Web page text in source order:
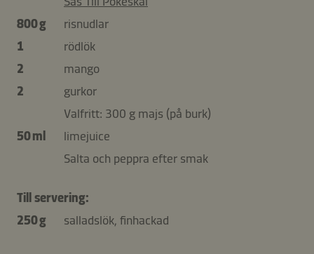
800 g
risnudlar
1
rödlök
2
mango
2
gurkor
Valfritt: 300 g majs (på burk)
50 ml
limejuice
Salta och peppra efter smak
Till servering:
250 g
salladslök, finhackad